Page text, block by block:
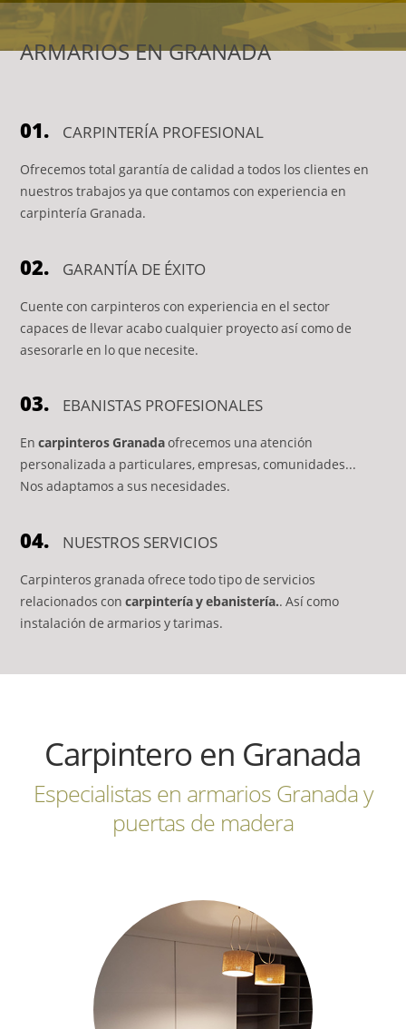
ARMARIOS EN GRANADA
01. CARPINTERÍA PROFESIONAL
Ofrecemos total garantía de calidad a todos los clientes en
nuestros trabajos ya que contamos con experiencia en
carpintería Granada.
02. GARANTÍA DE ÉXITO
Cuente con carpinteros con experiencia en el sector
capaces de llevar acabo cualquier proyecto así como de
asesorarle en lo que necesite.
03. EBANISTAS PROFESIONALES
Encarpinteros Granadaofrecemos una atención
personalizada a particulares, empresas, comunidades...
Nos adaptamos a sus necesidades.
04. NUESTROS SERVICIOS
Carpinteros granada ofrece todo tipo de servicios
relacionados concarpintería y ebanistería.. Así como
instalación de armarios y tarimas.
Carpintero en Granada
Especialistas en armarios Granada y
puertas de madera